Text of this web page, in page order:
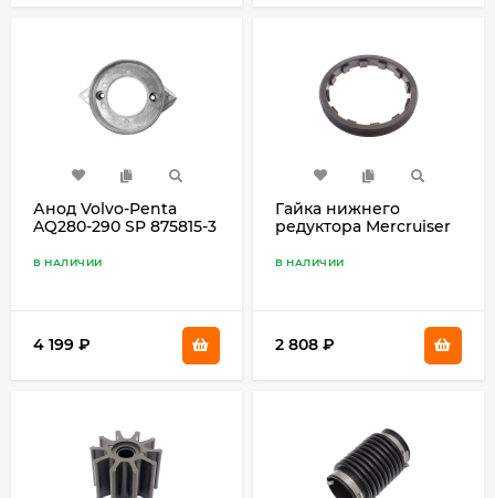
Анод Volvo-Penta
AQ280-290 SP 875815-3
В НАЛИЧИИ
4 199 ₽
Гайка нижнего
редуктора Mercruiser
100-300 79448
В НАЛИЧИИ
2 808 ₽